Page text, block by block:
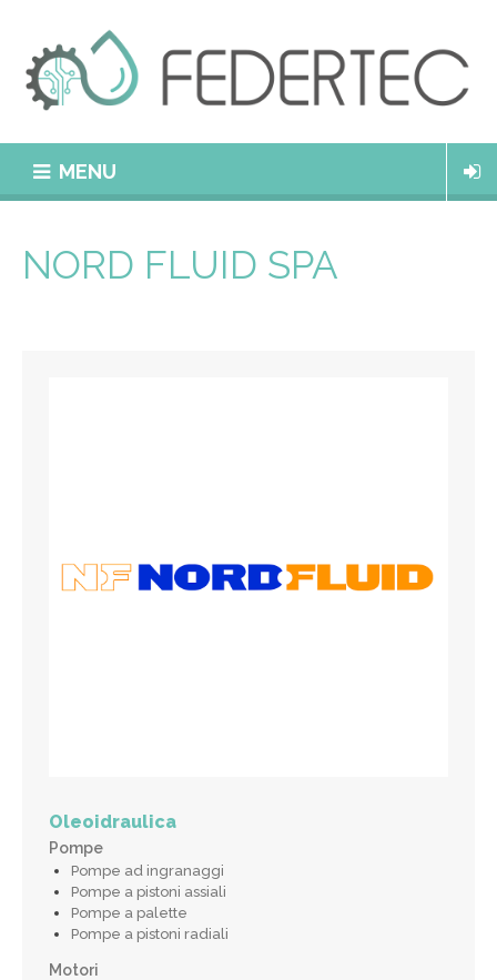
MENU
NORD FLUID SPA
Oleoidraulica
Pompe
Pompe ad ingranaggi
Pompe a pistoni assiali
Pompe a palette
Pompe a pistoni radiali
Motori